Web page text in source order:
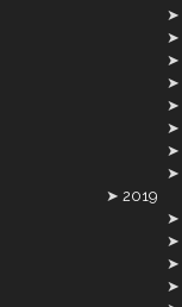
2019